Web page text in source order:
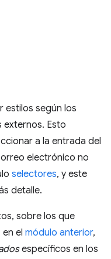
estilos según los
Esto
a la entrada del
electrónico no
selectores, y este
detalle.
sobre los que
el módulo anterior,
específicos en los